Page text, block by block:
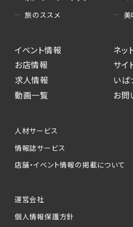
旅のススメ
美
イベント情報
お店情報
求人情報
動画一覧
ネッ
サイ
いば
お問
人材サービス
情報誌サービス
店舗・イベント情報の掲載について
運営会社
個人情報保護方針